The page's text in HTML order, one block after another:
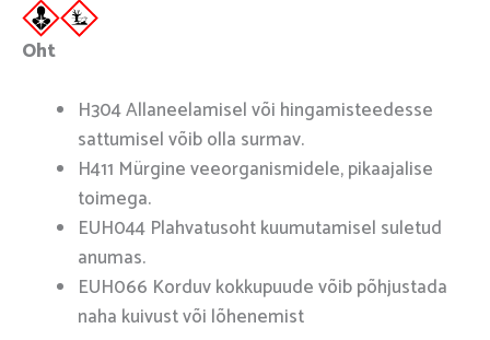
Oht
H304 Allaneelamisel või hingamisteedesse
sattumisel võib olla surmav.
H411 ​​​​Mürgine veeorganismidele, pikaajalise
toimega.
EUH044 Plahvatusoht kuumutamisel suletud
anumas.
EUH066 Korduv kokkupuude võib põhjustada
naha kuivust või lõhenemist